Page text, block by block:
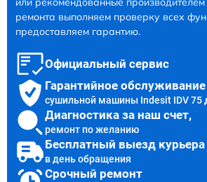
ремонта выполняем проверку всех
предоставляем гарантию.
Официальный сервис
Гарантийное обслуживание
сушильной машины Indesit IDV 75
Диагностика за наш счет,
ремонт по желанию
Бесплатный выезд курьера
в день обращения
Срочный ремонт